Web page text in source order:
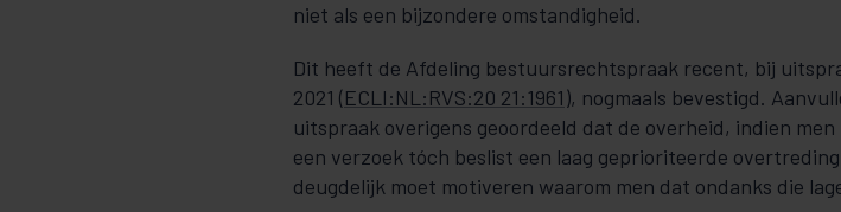
niet als een bijzondere omstandigheid.
Dit heeft de Afdeling bestuursrechtspraak recent, bij
2021 (ECLI:NL:RVS:20 21:1961), nogmaals bevestigd.
uitspraak overigens geoordeeld dat de overheid, indien
een verzoek tóch beslist een laag geprio­ri­teerde
deugdelijk moet motiveren waarom men dat ondanks die